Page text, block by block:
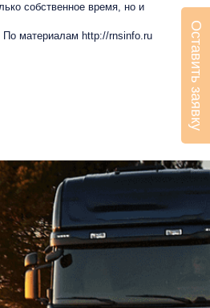
собственное время, но и
По материалам http://rnsinfo.ru Оставить заявку